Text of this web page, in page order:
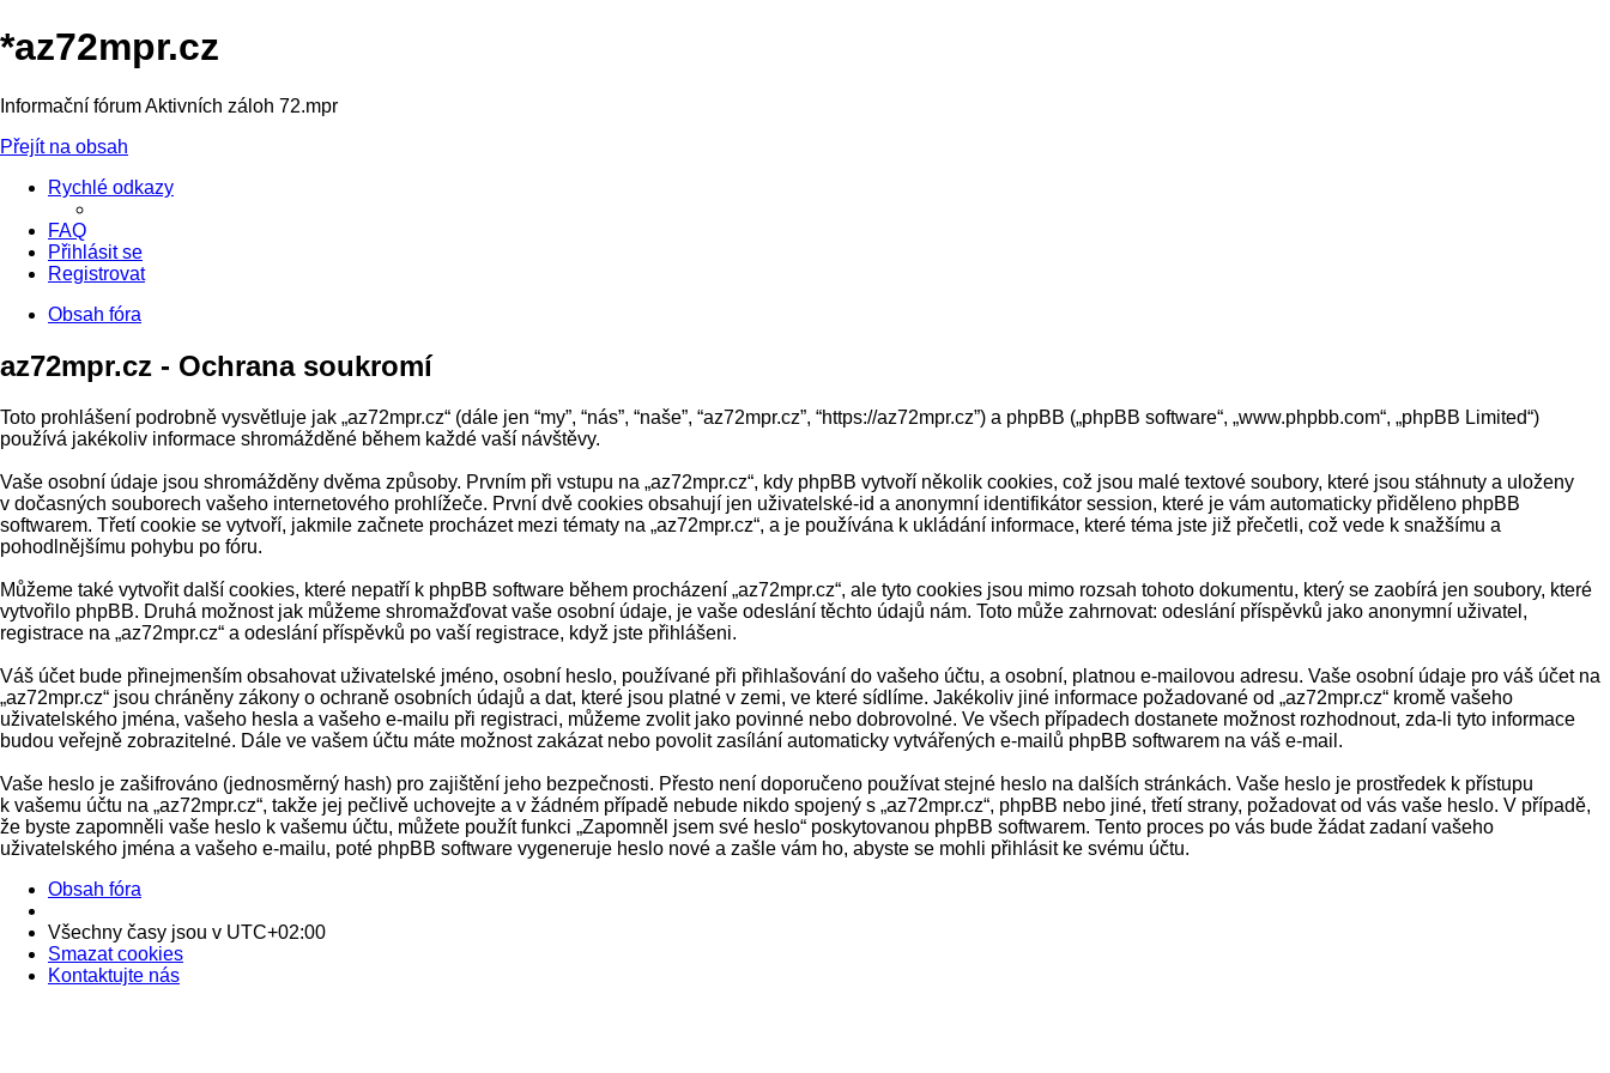
*az72mpr.cz
Informační fórum Aktivních záloh 72.mpr
Přejít na obsah
Rychlé odkazy
FAQ
Přihlásit se
Registrovat
Obsah fóra
az72mpr.cz - Ochrana soukromí
Toto prohlášení podrobně vysvětluje jak „az72mpr.cz“ (dále jen “my”, “nás”, “naše”, “az72mpr.cz”, “https://az72mpr.cz”) a phpBB („phpBB software“, „www.phpbb.com“, „phpBB Limited“)
používá jakékoliv informace shromážděné během každé vaší návštěvy.
Vaše osobní údaje jsou shromážděny dvěma způsoby. Prvním při vstupu na „az72mpr.cz“, kdy phpBB vytvoří několik cookies, což jsou malé textové soubory, které jsou stáhnuty a uloženy
v dočasných souborech vašeho internetového prohlížeče. První dvě cookies obsahují jen uživatelské-id a anonymní identifikátor session, které je vám automaticky přiděleno phpBB
softwarem. Třetí cookie se vytvoří, jakmile začnete procházet mezi tématy na „az72mpr.cz“, a je používána k ukládání informace, které téma jste již přečetli, což vede k snažšímu a
pohodlnějšímu pohybu po fóru.
Můžeme také vytvořit další cookies, které nepatří k phpBB software během procházení „az72mpr.cz“, ale tyto cookies jsou mimo rozsah tohoto dokumentu, který se zaobírá jen soubory, které
vytvořilo phpBB. Druhá možnost jak můžeme shromažďovat vaše osobní údaje, je vaše odeslání těchto údajů nám. Toto může zahrnovat: odeslání příspěvků jako anonymní uživatel,
registrace na „az72mpr.cz“ a odeslání příspěvků po vaší registrace, když jste přihlášeni.
Váš účet bude přinejmenším obsahovat uživatelské jméno, osobní heslo, používané při přihlašování do vašeho účtu, a osobní, platnou e-mailovou adresu. Vaše osobní údaje pro váš účet na
„az72mpr.cz“ jsou chráněny zákony o ochraně osobních údajů a dat, které jsou platné v zemi, ve které sídlíme. Jakékoliv jiné informace požadované od „az72mpr.cz“ kromě vašeho
uživatelského jména, vašeho hesla a vašeho e-mailu při registraci, můžeme zvolit jako povinné nebo dobrovolné. Ve všech případech dostanete možnost rozhodnout, zda-li tyto informace
budou veřejně zobrazitelné. Dále ve vašem účtu máte možnost zakázat nebo povolit zasílání automaticky vytvářených e-mailů phpBB softwarem na váš e-mail.
Vaše heslo je zašifrováno (jednosměrný hash) pro zajištění jeho bezpečnosti. Přesto není doporučeno používat stejné heslo na dalších stránkách. Vaše heslo je prostředek k přístupu
k vašemu účtu na „az72mpr.cz“, takže jej pečlivě uchovejte a v žádném případě nebude nikdo spojený s „az72mpr.cz“, phpBB nebo jiné, třetí strany, požadovat od vás vaše heslo. V případě,
že byste zapomněli vaše heslo k vašemu účtu, můžete použít funkci „Zapomněl jsem své heslo“ poskytovanou phpBB softwarem. Tento proces po vás bude žádat zadaní vašeho
uživatelského jména a vašeho e-mailu, poté phpBB software vygeneruje heslo nové a zašle vám ho, abyste se mohli přihlásit ke svému účtu.
Obsah fóra
Všechny časy jsou v UTC+02:00
Smazat cookies
Kontaktujte nás